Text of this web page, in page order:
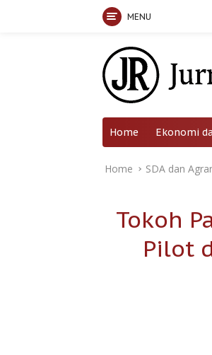
MENU
Home Ekonomi
Home SDA dan
Tokoh
Pilot